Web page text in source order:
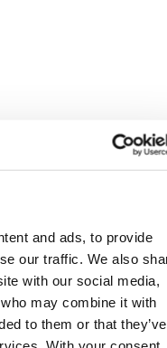
and ads, to provide
our traffic. We also
with our social media,
may combine it with
to them or that they’ve
tillsammans med